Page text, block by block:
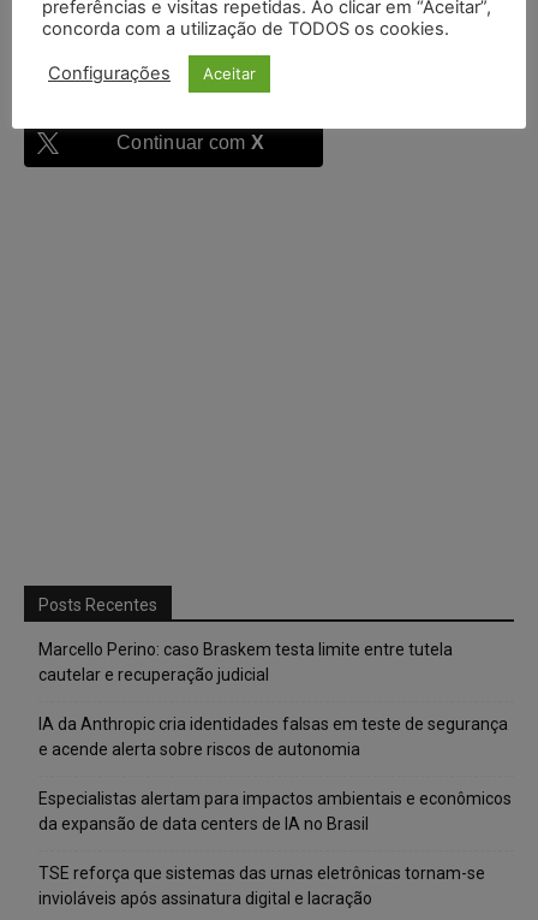
Continuar comGoogle
Continuar com X
Posts Recentes
Marcello Perino: caso Braskem testa limite entre tutela
cautelar e recuperação judicial
IA da Anthropic cria identidades falsas em teste de segurança
e acende alerta sobre riscos de autonomia
Especialistas alertam para impactos ambientais e econômicos
da expansão de data centers de IA no Brasil
TSE reforça que sistemas das urnas eletrônicas tornam-se
invioláveis após assinatura digital e lacração
preferências e visitas repetidas. Ao clicar em “Aceitar”,
concorda com a utilização de TODOS os cookies.
Configurações Aceitar